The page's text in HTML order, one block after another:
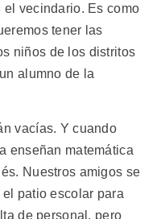
vecindario. Es como
tener las
niños de los distritos
alumno de la
vacías. Y cuando
enseñan matemática
Nuestros amigos se
patio escolar para
de personal, pero